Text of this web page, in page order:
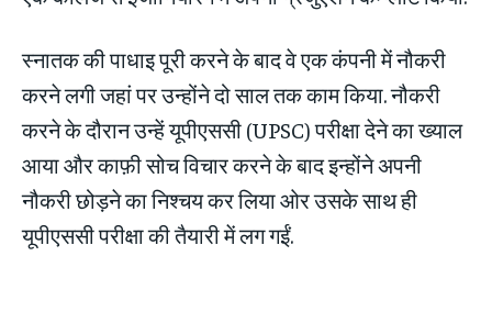
स्नातक की पाधाइ पूरी करने के बाद वे एक कंपनी में नौकरी
करने लगी जहां पर उन्होंने दो साल तक काम किया. नौकरी
करने के दौरान उन्हें यूपीएससी (UPSC) परीक्षा देने का ख्याल
आया और काफ़ी सोच विचार करने के बाद इन्होंने अपनी
नौकरी छोड़ने का निश्चय कर लिया ओर उसके साथ ही
यूपीएससी परीक्षा की तैयारी में लग गईं.